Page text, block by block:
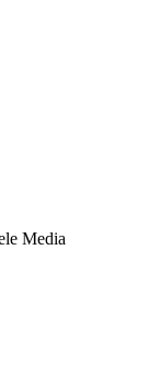
Media